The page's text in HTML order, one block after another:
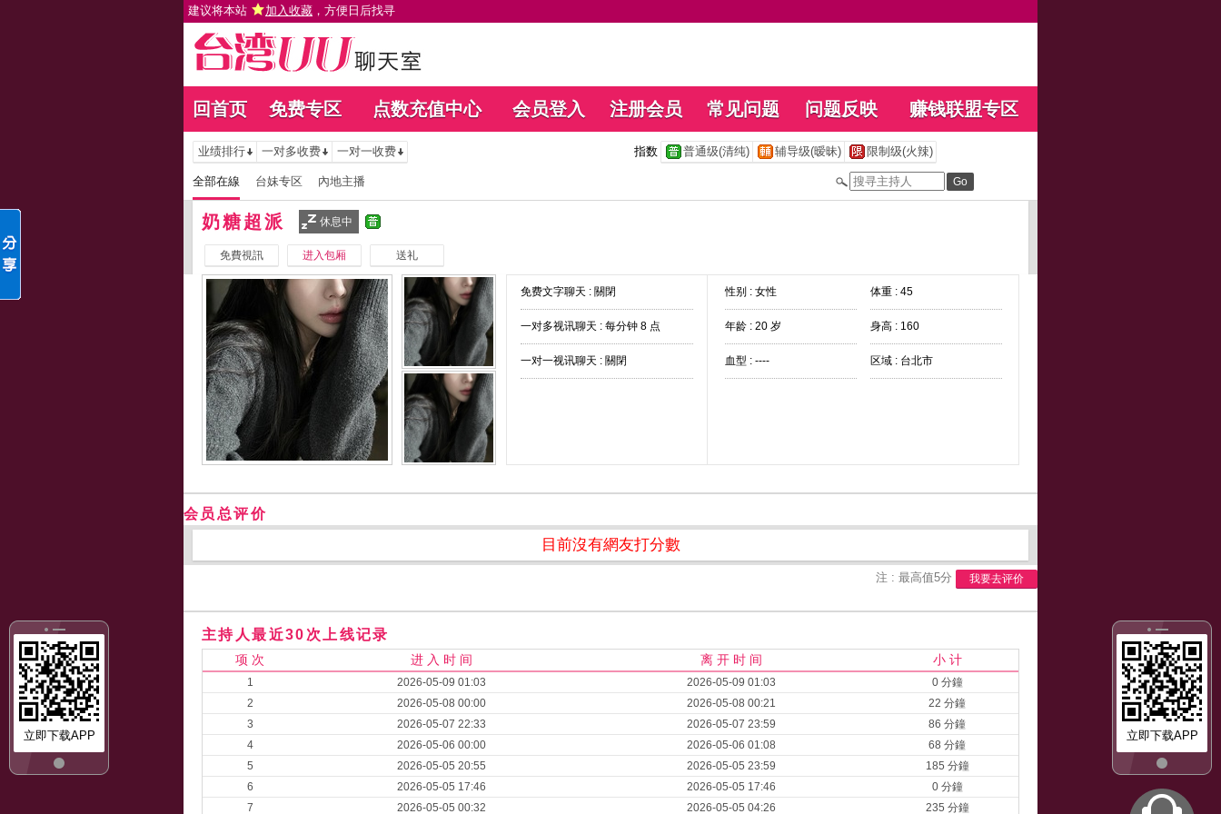
建议将本站 加入收藏 ，方便日后找寻
回首页 免费专区 点数充值中心 会员登入 注册会员 常见问题 问题反映 赚钱联盟专区
立即下载APP
立即下载APP
业绩排行 一对多收费 一对一收费 指数 普通级(清纯) 辅导级(暧昧) 限制级(火辣)
全部在線 台妹专区 內地主播
奶糖超派 休息中
免費視訊 进入包厢 送礼
免费文字聊天 : 關閉
一对多视讯聊天 : 每分钟 8 点
一对一视讯聊天 : 關閉
性别 : 女性 体重 : 45
年龄 : 20 岁 身高 : 160
血型 : ---- 区域 : 台北市
会员总评价
目前沒有網友打分數
注 : 最高值5分 我要去评价
主持人最近30次上线记录
项 次 进 入 时 间 离 开 时 间 小 计
1 2026-05-09 01:03 2026-05-09 01:03
0 分鐘
2
2026-05-08 00:00 2026-05-08 00:21
22 分鐘
3
2026-05-07 22:33 2026-05-07 23:59
86 分鐘
4
2026-05-06 00:00 2026-05-06 01:08
68 分鐘
5
2026-05-05 20:55 2026-05-05 23:59
185 分鐘
6
2026-05-05 17:46 2026-05-05 17:46
0 分鐘
7
2026-05-05 00:32 2026-05-05 04:26 235 分鐘